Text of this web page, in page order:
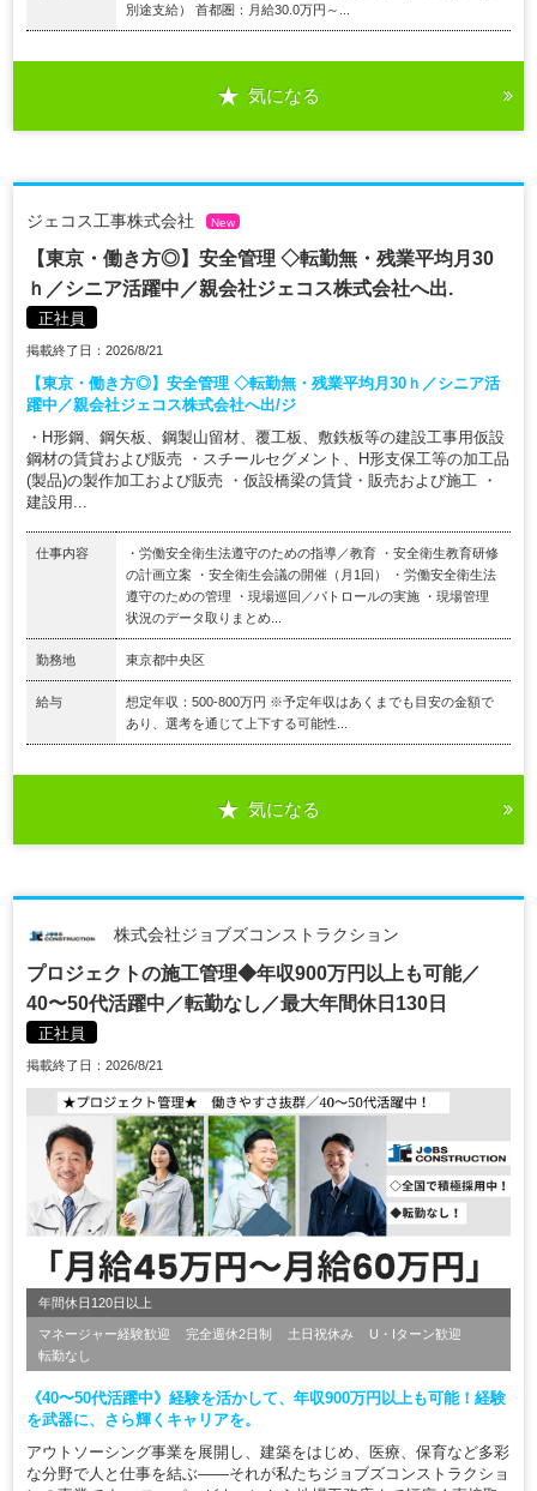
別途支給） 首都圏：月給30.0万円～...
気になる
ジェコス工事株式会社 New
【東京・働き方◎】安全管理 ◇転勤無・残業平均月30
ｈ／シニア活躍中／親会社ジェコス株式会社へ出.
正社員
掲載終了日：2026/8/21
【東京・働き方◎】安全管理 ◇転勤無・残業平均月30ｈ／シニア活
躍中／親会社ジェコス株式会社へ出/ジ
・H形鋼、鋼矢板、鋼製山留材、覆工板、敷鉄板等の建設工事用仮設
鋼材の賃貸および販売 ・スチールセグメント、H形支保工等の加工品
(製品)の製作加工および販売 ・仮設橋梁の賃貸・販売および施工 ・
建設用...
仕事内容
・労働安全衛生法遵守のための指導／教育 ・安全衛生教育研修
の計画立案 ・安全衛生会議の開催（月1回） ・労働安全衛生法
遵守のための管理 ・現場巡回／パトロールの実施 ・現場管理
状況のデータ取りまとめ...
勤務地 東京都中央区
給与
想定年収：500-800万円 ※予定年収はあくまでも目安の金額で
あり、選考を通じて上下する可能性...
気になる
株式会社ジョブズコンストラクション
プロジェクトの施工管理◆年収900万円以上も可能／
40〜50代活躍中／転勤なし／最大年間休日130日
正社員
掲載終了日：2026/8/21
年間休日120日以上
マネージャー経験歓迎 完全週休2日制 土日祝休み
U・Iターン歓迎
転勤なし
《40〜50代活躍中》経験を活かして、年収900万円以上も可能！経験
を武器に、さら輝くキャリアを。
アウトソーシング事業を展開し、建築をはじめ、医療、保育など多彩
な分野で人と仕事を結ぶ――それが私たちジョブズコンストラクショ